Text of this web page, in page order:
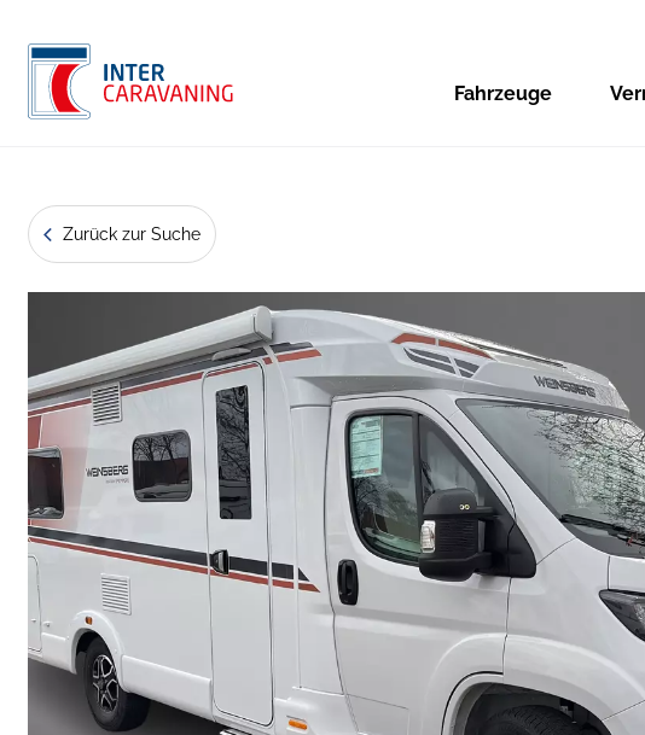
Fahrzeuge
Zurück zur Suche